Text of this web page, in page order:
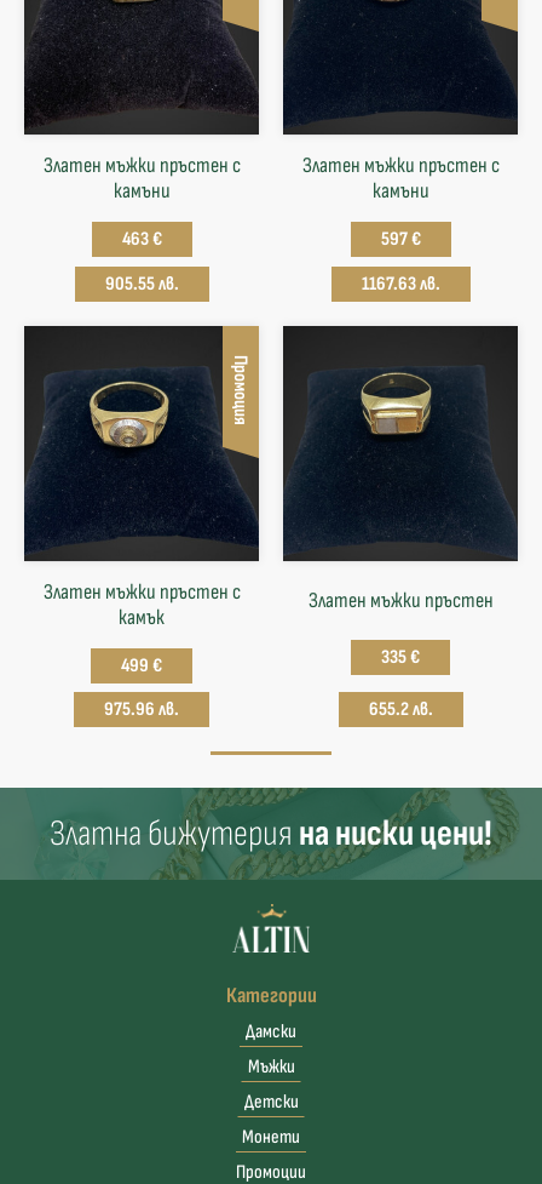
Златен мъжки пръстен с
камъни
463 €
905.55 лв.
Златен мъжки пръстен с
камъни
597 €
1167.63 лв.
Промоция
Златен мъжки пръстен с
камък
499 €
975.96 лв.
Златен мъжки пръстен
335 €
655.2 лв.
Златна бижутерия на ниски цени!
Категории
Дамски
Мъжки
Детски
Монети
Промоции